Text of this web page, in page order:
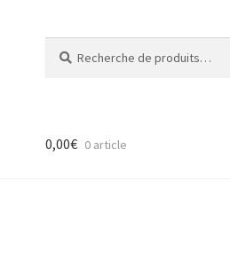
pour :
0,00€ 0 article